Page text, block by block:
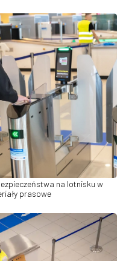
na lotnisku w
prasowe